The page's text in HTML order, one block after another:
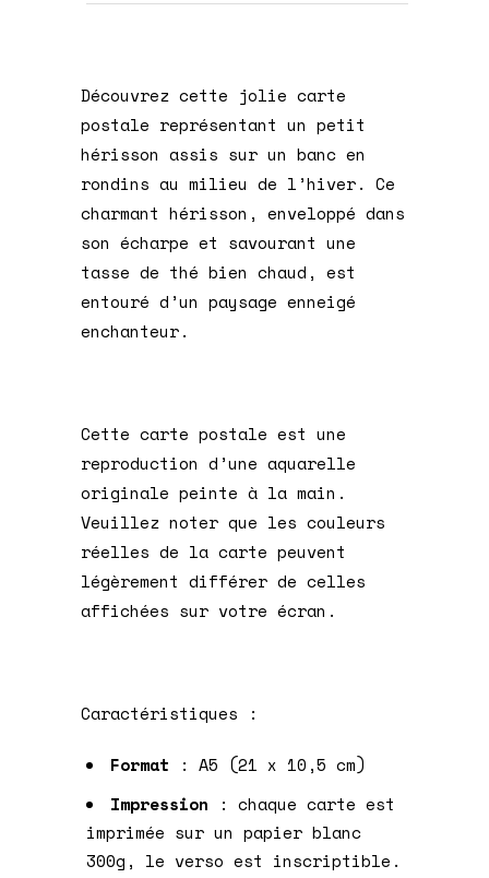
Découvrez cette jolie carte
postale représentant un petit
hérisson assis sur un banc en
rondins au milieu de l’hiver. Ce
charmant hérisson, enveloppé dans
son écharpe et savourant une
tasse de thé bien chaud, est
entouré d’un paysage enneigé
enchanteur.
Cette carte postale est une
reproduction d’une aquarelle
originale peinte à la main.
Veuillez noter que les couleurs
réelles de la carte peuvent
légèrement différer de celles
affichées sur votre écran.
Caractéristiques :
Format : A5 (21 x 10,5 cm)
Impression
: chaque carte est
imprimée sur un papier blanc
300g, le verso est inscriptible.